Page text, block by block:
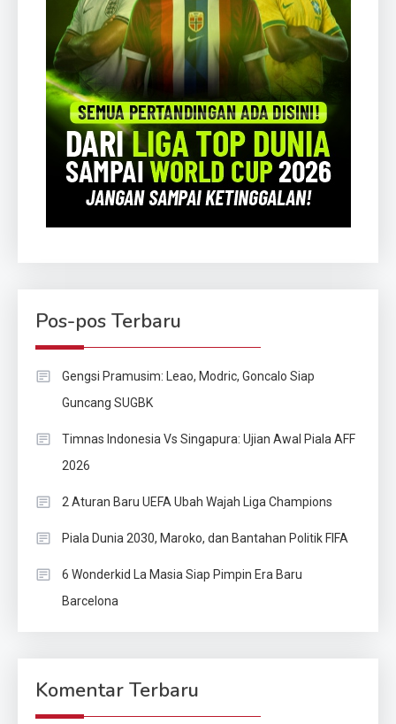
Pos-pos Terbaru
Gengsi Pramusim: Leao, Modric, Goncalo Siap
Guncang SUGBK
Timnas Indonesia Vs Singapura: Ujian Awal Piala AFF
2026
2 Aturan Baru UEFA Ubah Wajah Liga Champions
Piala Dunia 2030, Maroko, dan Bantahan Politik FIFA
6 Wonderkid La Masia Siap Pimpin Era Baru
Barcelona
Komentar Terbaru